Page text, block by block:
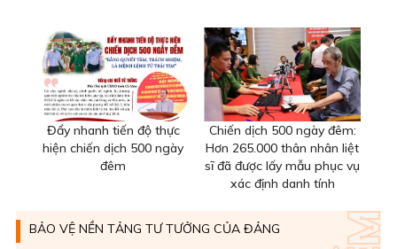
Đẩy nhanh tiến độ thực
hiện chiến dịch 500 ngày
đêm
Chiến dịch 500 ngày đêm:
Hơn 265.000 thân nhân liệt
sĩ đã được lấy mẫu phục vụ
xác định danh tính
BẢO VỆ NỀN TẢNG TƯ TƯỞNG CỦA ĐẢNG